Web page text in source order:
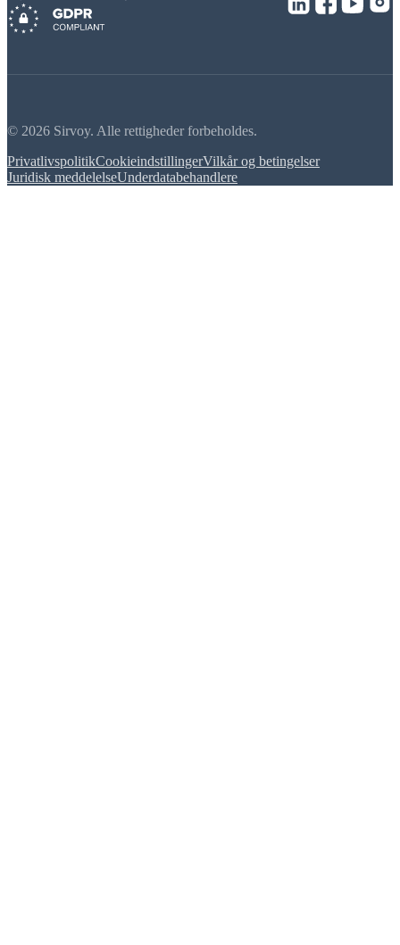
© 2026 Sirvoy. Alle rettigheder forbeholdes.
PrivatlivspolitikCookieindstillingerVilkår og betingelser
Juridisk meddelelseUnderdatabehandlere